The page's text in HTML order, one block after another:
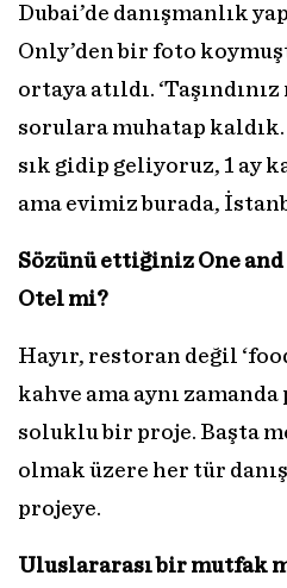
Dubai’de danışmanlık
Only’den bir foto
ortaya atıldı. ‘Taşındınız
sorulara muhatap
sık gidip geliyoruz, 1 ay
ama evimiz burada,
Sözünü ettiğiniz One
Otel mi?
Hayır, restoran değil
kahve ama aynı
soluklu bir proje. Başta
olmak üzere her tür
projeye.
Uluslararası bir mutfak